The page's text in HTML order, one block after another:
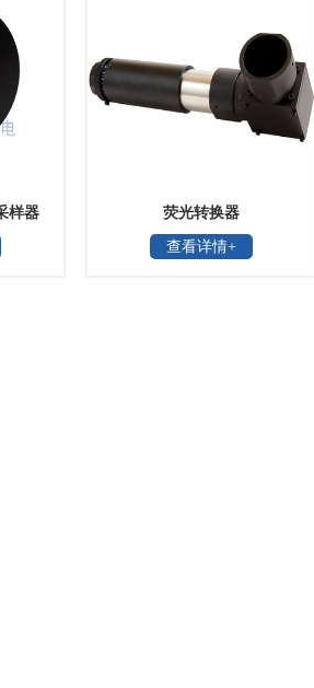
样器 荧光转换器
查看详情+